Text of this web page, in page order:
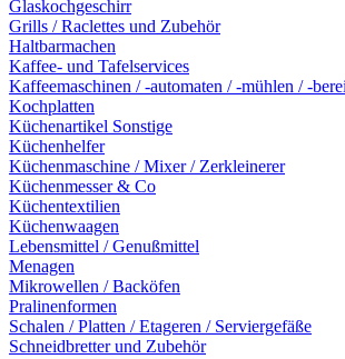
Glaskochgeschirr
Grills / Raclettes und Zubehör
Haltbarmachen
Kaffee- und Tafelservices
Kaffeemaschinen / -automaten / -mühlen / -
Kochplatten
Küchenartikel Sonstige
Küchenhelfer
Küchenmaschine / Mixer / Zerkleinerer
Küchenmesser & Co
Küchentextilien
Küchenwaagen
Lebensmittel / Genußmittel
Menagen
Mikrowellen / Backöfen
Pralinenformen
Schalen / Platten / Etageren / Serviergefäße
Schneidbretter und Zubehör